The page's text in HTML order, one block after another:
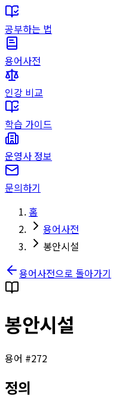
공부하는 법
용어사전
인강 비교
학습 가이드
운영사 정보
문의하기
홈
용어사전
봉안시설
용어사전으로 돌아가기
봉안시설
용어 #272
정의